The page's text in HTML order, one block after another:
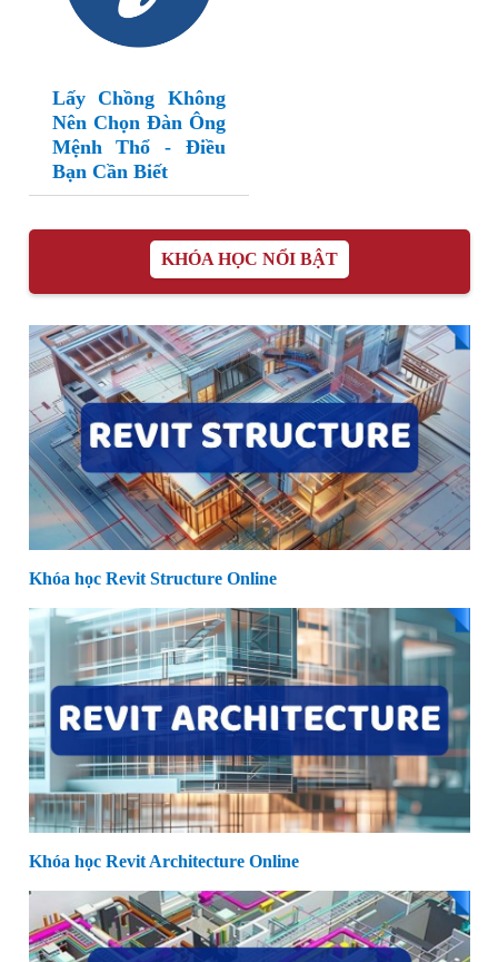
Lấy Chồng Không
Nên Chọn Đàn Ông
Mệnh Thổ - Điều
Bạn Cần Biết
KHÓA HỌC NỔI BẬT
Khóa học Revit Structure Online
Khóa học Revit Architecture Online